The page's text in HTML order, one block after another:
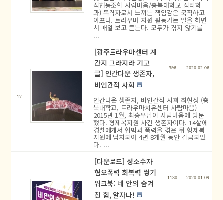
적협동조합 사람마음/충북대학교 심리학
과) 목격자로서 느끼는 책임감은 묵직하고
아프다. 트라우마 지원 활동가는 일을 하면
서 매일 보고 듣는다. 모두가 겪지 않기를
...
17
[광주트라우마센터 계
간지 그라지라 기고
글] 인간다운 생존자,
비인간적 사회
396 2020-02-06
인간다운 생존자, 비인간적 사회 최현정 (충
북대학교, 트라우마치유센터 사람마음)
2015년 1월, 최승우님이 사람마음에 방문
했다. 형제복지원 사건 생존자이다. 14살에
경찰에게서 협박과 폭력을 겪은 뒤 형제복
지원에 납치되어 4년 8개월 동안 감금되었
다. ...
[다운로드] 성소수자
혐오폭력 회복력 쌓기
워크북: 네 안의 숨겨
진 힘, 알자나!
1130 2020-01-09